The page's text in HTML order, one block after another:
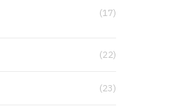
(17)
(22)
(23)